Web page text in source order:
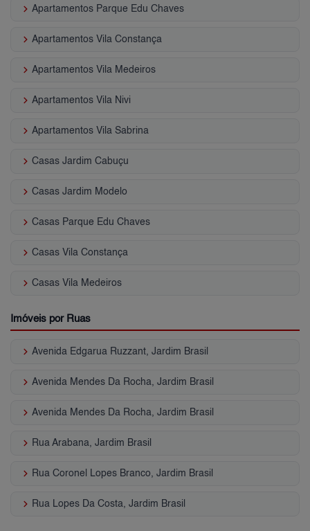
keyboard_arrow_right Apartamentos Parque Edu Chaves
keyboard_arrow_right Apartamentos Vila Constança
keyboard_arrow_right Apartamentos Vila Medeiros
keyboard_arrow_right Apartamentos Vila Nivi
keyboard_arrow_right Apartamentos Vila Sabrina
keyboard_arrow_right Casas Jardim Cabuçu
keyboard_arrow_right Casas Jardim Modelo
keyboard_arrow_right Casas Parque Edu Chaves
keyboard_arrow_right Casas Vila Constança
keyboard_arrow_right Casas Vila Medeiros
Imóveis por Ruas
keyboard_arrow_right Avenida Edgarua Ruzzant, Jardim Brasil
keyboard_arrow_right Avenida Mendes Da Rocha, Jardim Brasil
keyboard_arrow_right Avenida Mendes Da Rocha, Jardim Brasil
keyboard_arrow_right Rua Arabana, Jardim Brasil
keyboard_arrow_right Rua Coronel Lopes Branco, Jardim Brasil
keyboard_arrow_right Rua Lopes Da Costa, Jardim Brasil